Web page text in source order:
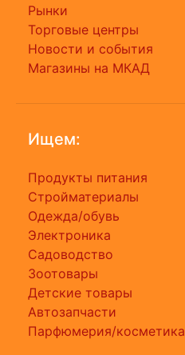
Рынки
Торговые центры
Новости и события
Магазины на МКАД
Ищем:
Продукты питания
Стройматериалы
Одежда/обувь
Электроника
Садоводство
Зоотовары
Детские товары
Автозапчасти
Парфюмерия/косметика